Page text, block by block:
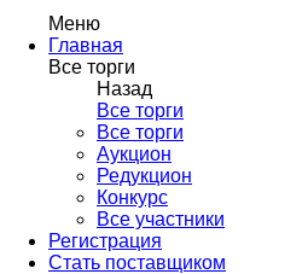
Меню
Главная
Все торги
Назад
Все торги
Все торги
Аукцион
Редукцион
Конкурс
Все участники
Регистрация
Стать поставщиком